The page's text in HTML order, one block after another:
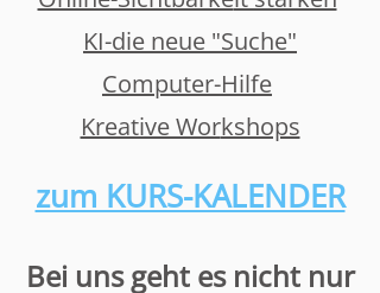
KI-die neue "Suche"
Computer-Hilfe
Kreative Workshops
zum KURS-KALENDER
Bei uns geht es nicht nur